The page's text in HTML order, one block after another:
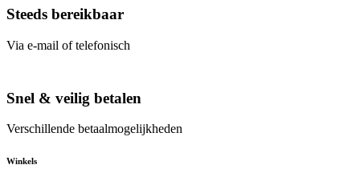
Steeds bereikbaar
Via e-mail of telefonisch
Snel & veilig betalen
Verschillende betaalmogelijkheden
Winkels